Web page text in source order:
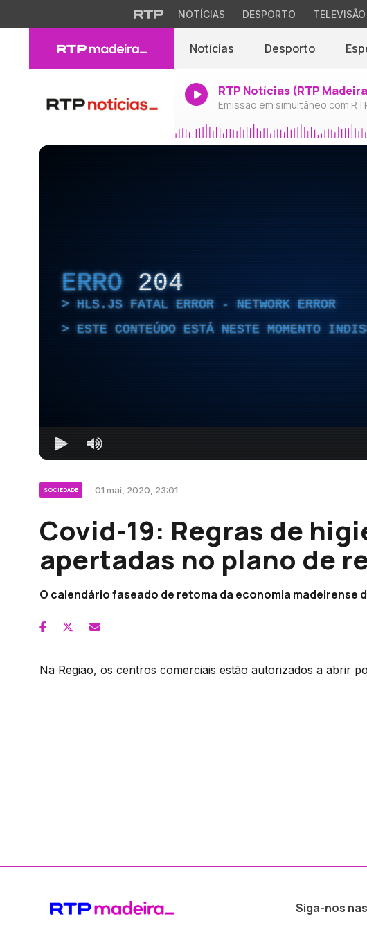
NOTÍCIAS DESPORTO TELEVISÃO
Notícias Desporto
RTP Notícias (RTP
Emissão em simultâneo com
ERRO 204
HLS.JS FATAL ERROR - NETWORK ERROR
ESTE CONTEÚDO ESTÁ NESTE MOMENTO
SOCIEDADE 01 mai, 2020, 23:01
Covid-19: Regras de
apertadas no plano de
O calendário faseado de retoma da economia madeirense
Na Regiao, os centros comerciais estão autorizados a abrir
Siga-nos